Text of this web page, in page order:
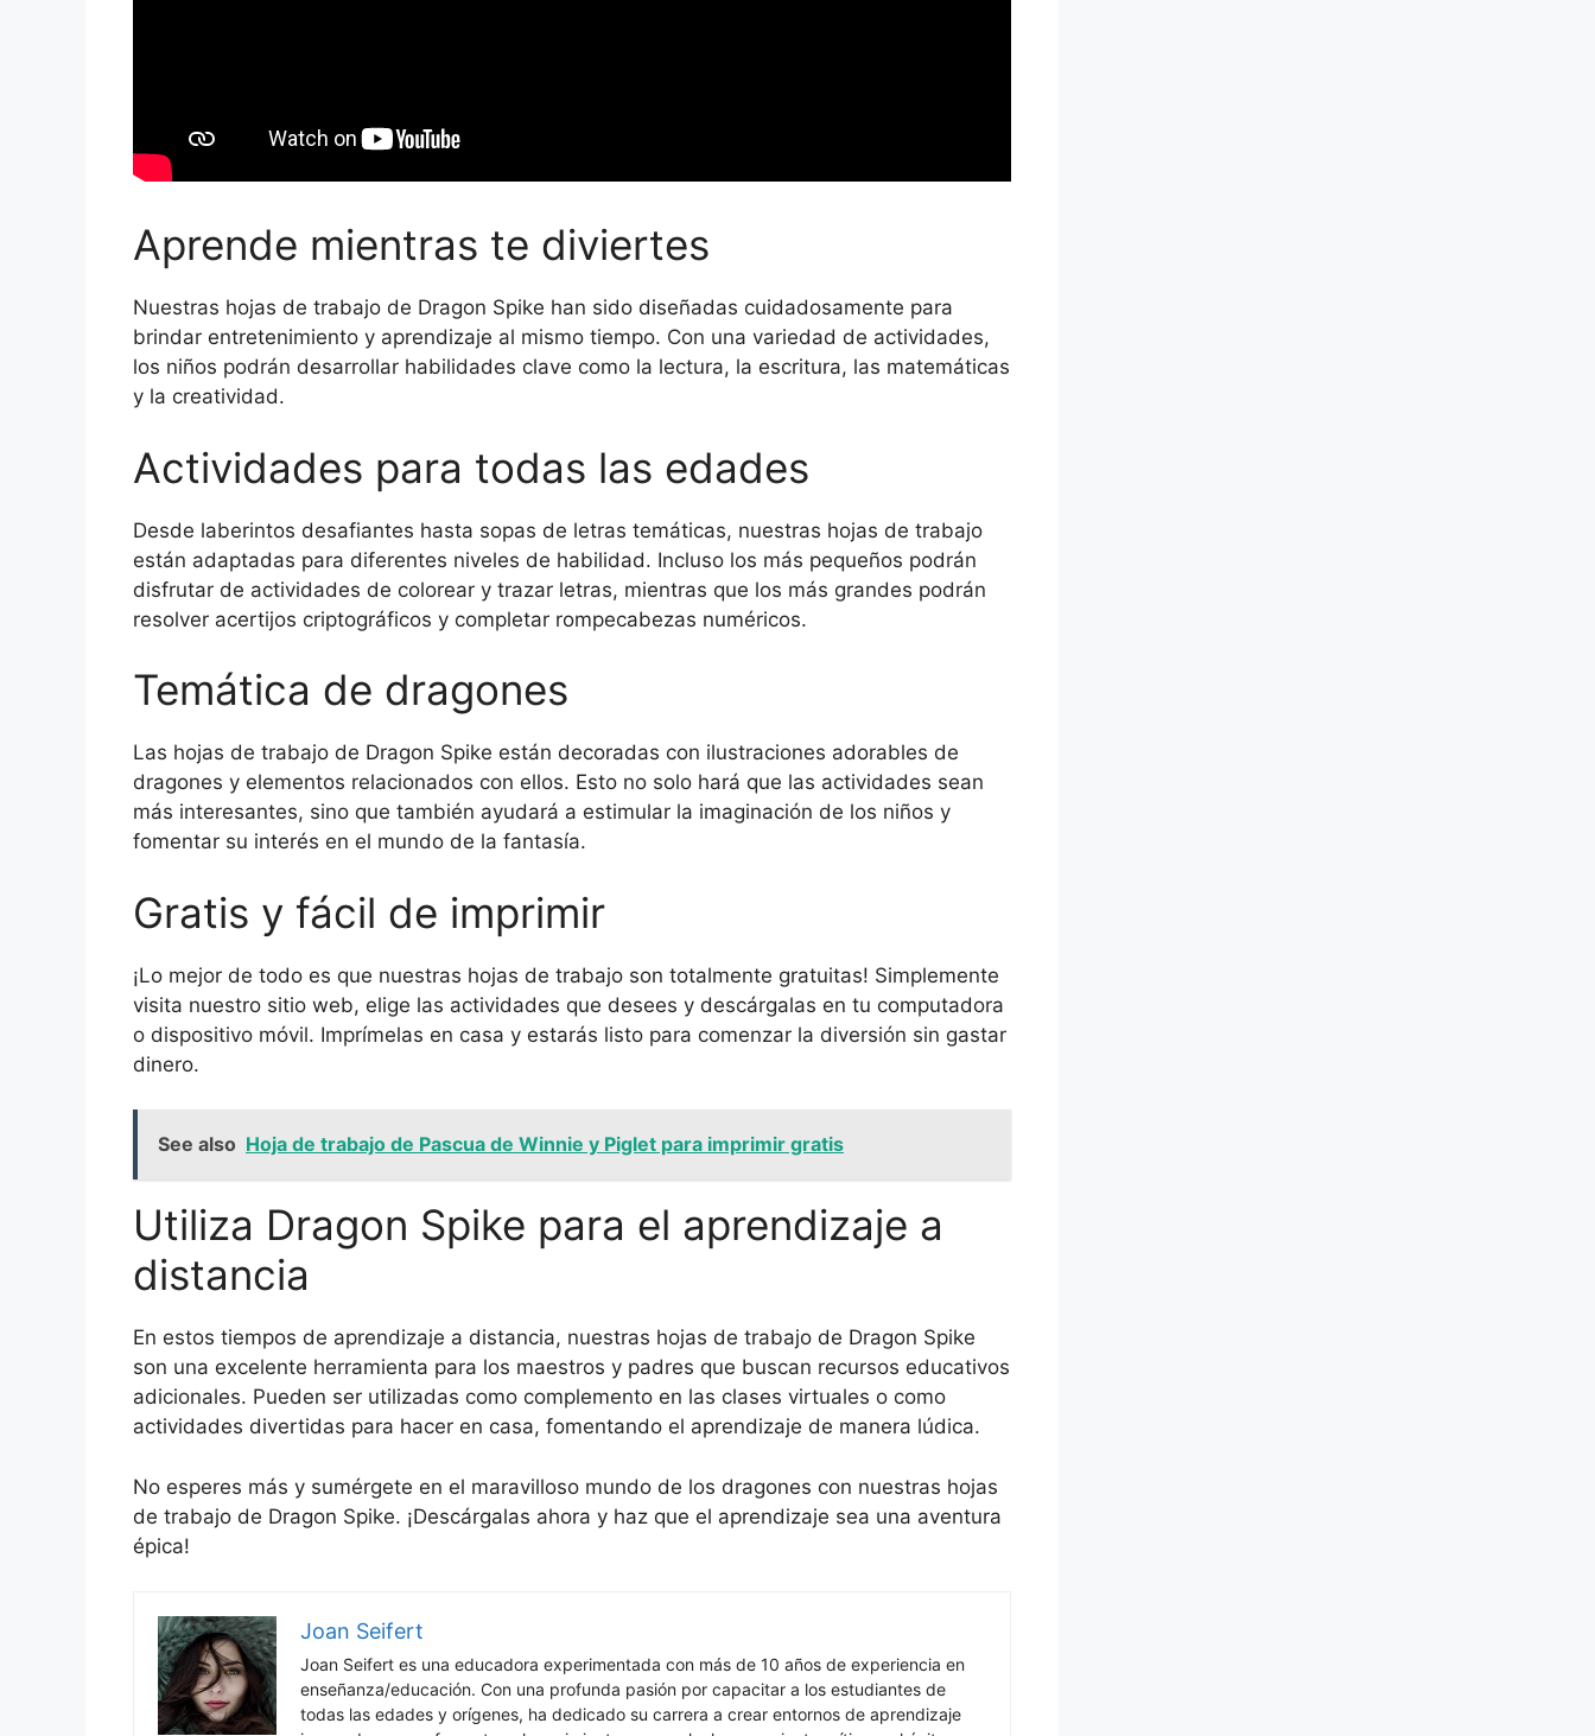
Aprende mientras te diviertes
Nuestras hojas de trabajo de Dragon Spike han sido diseñadas cuidadosamente para
brindar entretenimiento y aprendizaje al mismo tiempo. Con una variedad de actividades,
los niños podrán desarrollar habilidades clave como la lectura, la escritura, las matemáticas
y la creatividad.
Actividades para todas las edades
Desde laberintos desafiantes hasta sopas de letras temáticas, nuestras hojas de trabajo
están adaptadas para diferentes niveles de habilidad. Incluso los más pequeños podrán
disfrutar de actividades de colorear y trazar letras, mientras que los más grandes podrán
resolver acertijos criptográficos y completar rompecabezas numéricos.
Temática de dragones
Las hojas de trabajo de Dragon Spike están decoradas con ilustraciones adorables de
dragones y elementos relacionados con ellos. Esto no solo hará que las actividades sean
más interesantes, sino que también ayudará a estimular la imaginación de los niños y
fomentar su interés en el mundo de la fantasía.
Gratis y fácil de imprimir
¡Lo mejor de todo es que nuestras hojas de trabajo son totalmente gratuitas! Simplemente
visita nuestro sitio web, elige las actividades que desees y descárgalas en tu computadora
o dispositivo móvil. Imprímelas en casa y estarás listo para comenzar la diversión sin gastar
dinero.
See also Hoja de trabajo de Pascua de Winnie y Piglet para imprimir gratis
Utiliza Dragon Spike para el aprendizaje a
distancia
En estos tiempos de aprendizaje a distancia, nuestras hojas de trabajo de Dragon Spike
son una excelente herramienta para los maestros y padres que buscan recursos educativos
adicionales. Pueden ser utilizadas como complemento en las clases virtuales o como
actividades divertidas para hacer en casa, fomentando el aprendizaje de manera lúdica.
No esperes más y sumérgete en el maravilloso mundo de los dragones con nuestras hojas
de trabajo de Dragon Spike. ¡Descárgalas ahora y haz que el aprendizaje sea una aventura
épica!
Joan Seifert
Joan Seifert es una educadora experimentada con más de 10 años de experiencia en
enseñanza/educación. Con una profunda pasión por capacitar a los estudiantes de
todas las edades y orígenes, ha dedicado su carrera a crear entornos de aprendizaje